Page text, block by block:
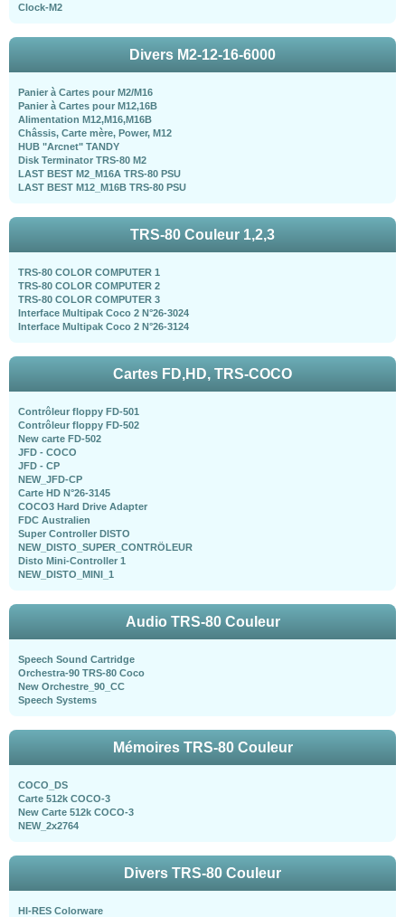
Clock-M2
Divers M2-12-16-6000
Panier à Cartes pour M2/M16
Panier à Cartes pour M12,16B
Alimentation M12,M16,M16B
Châssis, Carte mère, Power, M12
HUB "Arcnet" TANDY
Disk Terminator TRS-80 M2
LAST BEST M2_M16A TRS-80 PSU
LAST BEST M12_M16B TRS-80 PSU
TRS-80 Couleur 1,2,3
TRS-80 COLOR COMPUTER 1
TRS-80 COLOR COMPUTER 2
TRS-80 COLOR COMPUTER 3
Interface Multipak Coco 2 N°26-3024
Interface Multipak Coco 2 N°26-3124
Cartes FD,HD, TRS-COCO
Contrôleur floppy FD-501
Contrôleur floppy FD-502
New carte FD-502
JFD - COCO
JFD - CP
NEW_JFD-CP
Carte HD N°26-3145
COCO3 Hard Drive Adapter
FDC Australien
Super Controller DISTO
NEW_DISTO_SUPER_CONTRÖLEUR
Disto Mini-Controller 1
NEW_DISTO_MINI_1
Audio TRS-80 Couleur
Speech Sound Cartridge
Orchestra-90 TRS-80 Coco
New Orchestre_90_CC
Speech Systems
Mémoires TRS-80 Couleur
COCO_DS
Carte 512k COCO-3
New Carte 512k COCO-3
NEW_2x2764
Divers TRS-80 Couleur
HI-RES Colorware